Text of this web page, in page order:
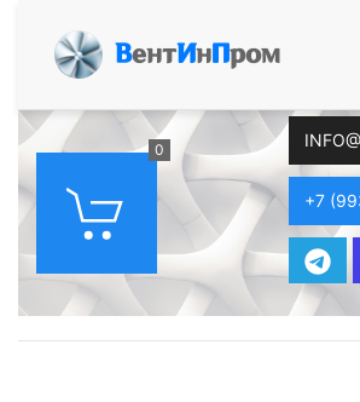
ВентИнПром
0
+7